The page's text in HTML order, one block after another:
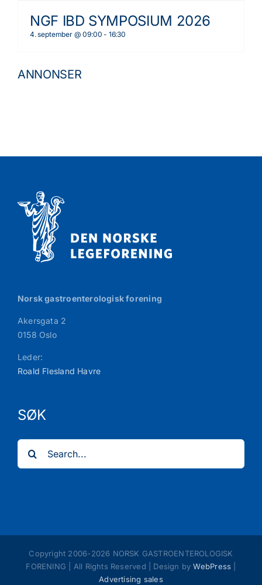
NGF IBD SYMPOSIUM 2026
4. september @ 09:00 - 16:30
ANNONSER
Norsk gastroenterologisk forening
Akersgata 2
0158 Oslo
Leder:
Roald Flesland Havre
SØK
Search
for:
Copyright 2006-2026 NORSK GASTROENTEROLOGISK
FORENING | All Rights Reserved | Design byWebPress
Advertising sales